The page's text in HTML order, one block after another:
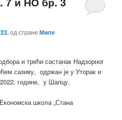
од странеМиле
и трећи састанак Надзорног
сазиву, одржан је у Уторак и
године, у Шапцу.
школа „Стана